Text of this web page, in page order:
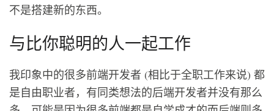
不是搭建新的东西。
与比你聪明的人一起工作
我印象中的很多前端开发者 (相比于全职工作来说) 都
是自由职业者，有同类想法的后端开发者并没有那么